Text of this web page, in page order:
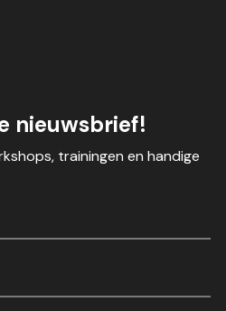
nieuwsbrief!
trainingen en handige